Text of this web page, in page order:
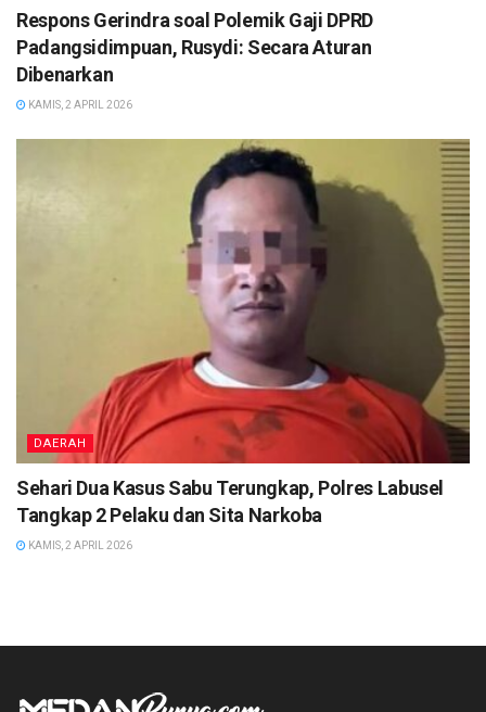
Respons Gerindra soal Polemik Gaji DPRD
Padangsidimpuan, Rusydi: Secara Aturan
Dibenarkan
KAMIS, 2 APRIL 2026
DAERAH
Sehari Dua Kasus Sabu Terungkap, Polres Labusel
Tangkap 2 Pelaku dan Sita Narkoba
KAMIS, 2 APRIL 2026